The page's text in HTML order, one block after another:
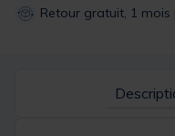
Retour gratuit, 1 mois